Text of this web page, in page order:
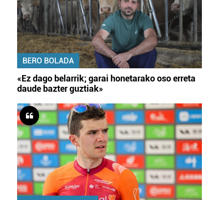
BERO BOLADA
«Ez dago belarrik; garai honetarako oso erreta
daude bazter guztiak»